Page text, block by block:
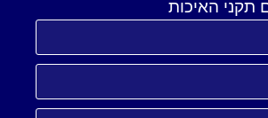
תקני האיכות